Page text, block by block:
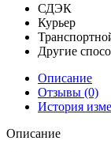
СДЭК
Курьер
Другие
Описание
Отзывы (0)
История
Описание